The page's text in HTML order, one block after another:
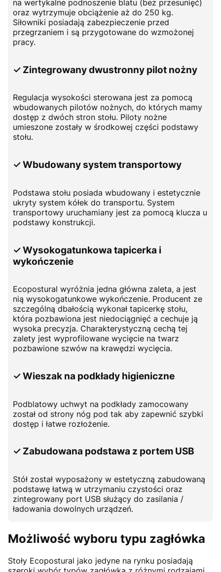
na wertykalne podnoszenie blatu (bez przesunięć)
oraz wytrzymuje obciążenie aż do 250 kg.
Siłowniki posiadają zabezpieczenie przed
przegrzaniem i są przygotowane do wzmożonej
pracy.
✓ Zintegrowany dwustronny pilot nożny
Regulacja wysokości sterowana jest za pomocą
wbudowanych pilotów nożnych, do których mamy
dostęp z dwóch stron stołu. Piloty nożne
umieszone zostały w środkowej części podstawy
stołu.
✓ Wbudowany system transportowy
Podstawa stołu posiada wbudowany i estetycznie
ukryty system kółek do transportu. System
transportowy uruchamiany jest za pomocą klucza u
podstawy konstrukcji.
✓ Wysokogatunkowa tapicerka i
wykończenie
Ecopostural wyróżnia jedna główna zaleta, a jest
nią wysokogatunkowe wykończenie. Producent ze
szczególną dbałością wykonał tapicerkę stołu,
która pozbawiona jest niedociągnięć a cechuje ją
wysoka precyzja. Charakterystyczną cechą tej
zalety jest wyprofilowane wycięcie na twarz
pozbawione szwów na krawędzi wycięcia.
✓ Wieszak na podkłady higieniczne
Podblatowy uchwyt na podkłady zamocowany
został od strony nóg pod tak aby zapewnić szybki
dostęp i łatwe rozłożenie.
✓ Zabudowana podstawa z portem USB
Stół został wyposażony w estetyczną zabudowaną
podstawę łatwą w utrzymaniu czystości oraz
zintegrowany port USB służący do zasilania /
ładowania dowolnych urządzeń.
Możliwość wyboru typu zagłówka
Stoły Ecopostural jako jedyne na rynku posiadają